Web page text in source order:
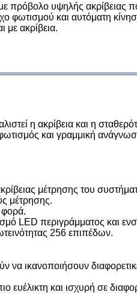
πρόβολο υψηλής ακρίβειας
φωτισμού και αυτόματη
με ακρίβεια.
η ακρίβεια και η
και γραμμική ανάγνωση
μέτρησης του
μέτρησης.
φορά.
LED περιγράμματος και
256 επιπέδων.
ικανοποιήσουν
και ισχυρή σε